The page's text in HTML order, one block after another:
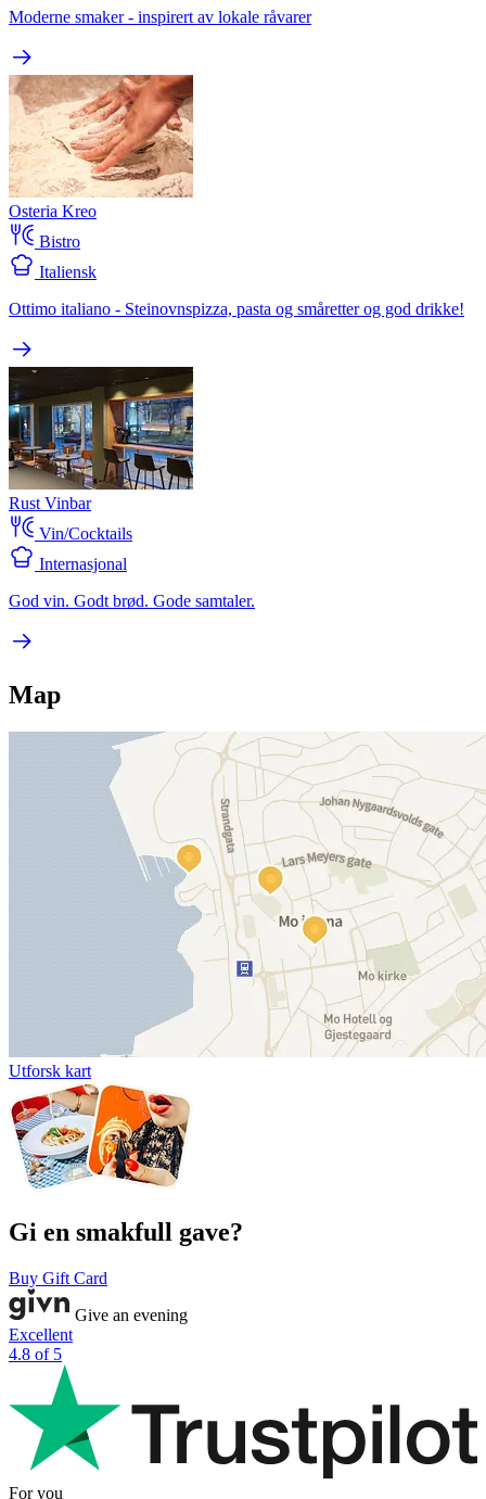
Moderne smaker - inspirert av lokale råvarer
Osteria Kreo
Bistro
Italiensk
Ottimo italiano - Steinovnspizza, pasta og småretter og god drikke!
Rust Vinbar
Vin/Cocktails
Internasjonal
God vin. Godt brød. Gode samtaler.
Map
Utforsk kart
Gi en smakfull gave?
Buy Gift Card
Give an evening
Excellent
4.8 of 5
For you